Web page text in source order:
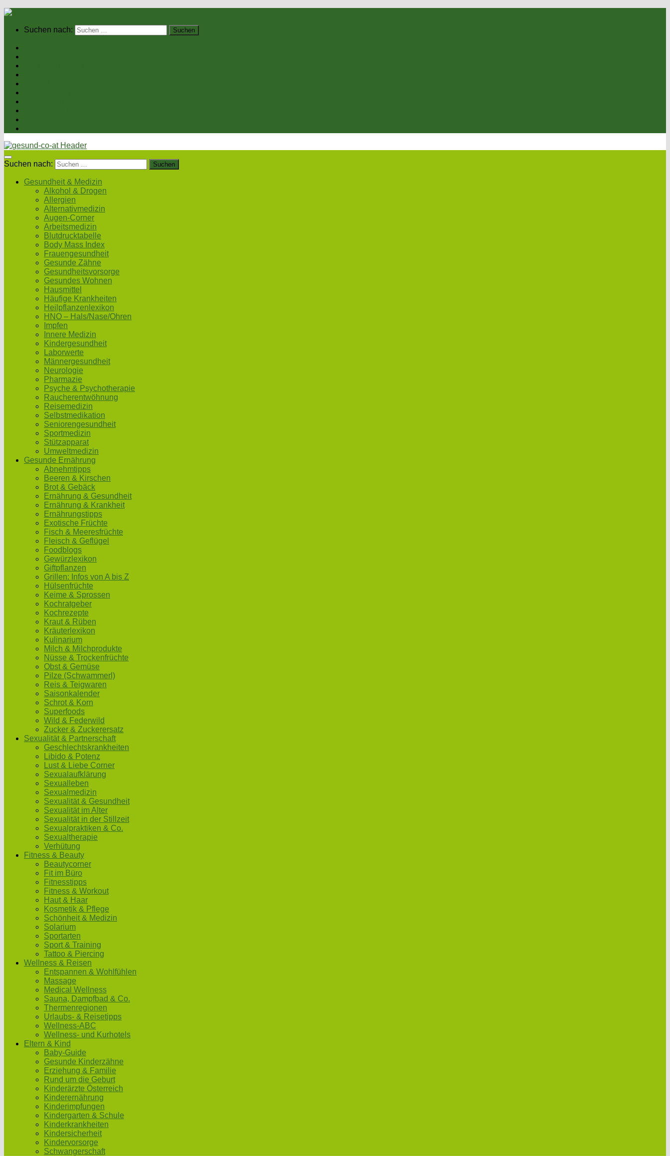
Suchen nach:
Suchen nach:
Gesundheit & Medizin
Alkohol & Drogen
Allergien
Alternativmedizin
Augen-Corner
Arbeitsmedizin
Blutdrucktabelle
Body Mass Index
Frauengesundheit
Gesunde Zähne
Gesundheitsvorsorge
Gesundes Wohnen
Hausmittel
Häufige Krankheiten
Heilpflanzenlexikon
HNO – Hals/Nase/Ohren
Impfen
Innere Medizin
Kindergesundheit
Laborwerte
Männergesundheit
Neurologie
Pharmazie
Psyche & Psychotherapie
Raucherentwöhnung
Reisemedizin
Selbstmedikation
Seniorengesundheit
Sportmedizin
Stützapparat
Umweltmedizin
Gesunde Ernährung
Abnehmtipps
Beeren & Kirschen
Brot & Gebäck
Ernährung & Gesundheit
Ernährung & Krankheit
Ernährungstipps
Exotische Früchte
Fisch & Meeresfrüchte
Fleisch & Geflügel
Foodblogs
Gewürzlexikon
Giftpflanzen
Grillen: Infos von A bis Z
Hülsenfrüchte
Keime & Sprossen
Kochratgeber
Kochrezepte
Kraut & Rüben
Kräuterlexikon
Kulinarium
Milch & Milchprodukte
Nüsse & Trockenfrüchte
Obst & Gemüse
Pilze (Schwammerl)
Reis & Teigwaren
Saisonkalender
Schrot & Korn
Superfoods
Wild & Federwild
Zucker & Zuckerersatz
Sexualität & Partnerschaft
Geschlechtskrankheiten
Libido & Potenz
Lust & Liebe Corner
Sexualaufklärung
Sexualleben
Sexualmedizin
Sexualität & Gesundheit
Sexualität im Alter
Sexualität in der Stillzeit
Sexualpraktiken & Co.
Sexualtherapie
Verhütung
Fitness & Beauty
Beautycorner
Fit im Büro
Fitnesstipps
Fitness & Workout
Haut & Haar
Kosmetik & Pflege
Schönheit & Medizin
Solarium
Sportarten
Sport & Training
Tattoo & Piercing
Wellness & Reisen
Entspannen & Wohlfühlen
Massage
Medical Wellness
Sauna, Dampfbad & Co.
Thermenregionen
Urlaubs- & Reisetipps
Wellness-ABC
Wellness- und Kurhotels
Eltern & Kind
Baby-Guide
Gesunde Kinderzähne
Erziehung & Familie
Rund um die Geburt
Kinderärzte Österreich
Kinderernährung
Kinderimpfungen
Kindergarten & Schule
Kinderkrankheiten
Kindersicherheit
Kindervorsorge
Schwangerschaft